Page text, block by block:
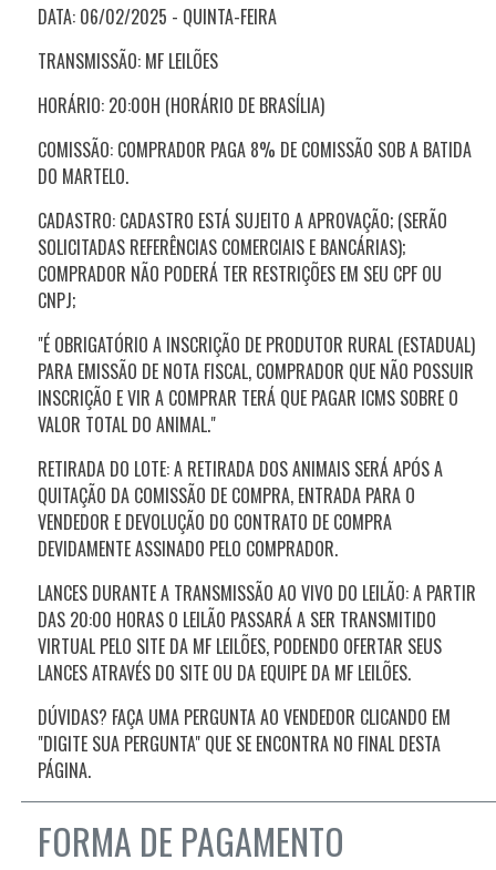
DATA: 06/02/2025 - QUINTA-FEIRA
TRANSMISSÃO: MF LEILÕES
HORÁRIO: 20:00H (HORÁRIO DE BRASÍLIA)
COMISSÃO: COMPRADOR PAGA 8% DE COMISSÃO SOB A BATIDA
DO MARTELO.
CADASTRO: CADASTRO ESTÁ SUJEITO A APROVAÇÃO; (SERÃO
SOLICITADAS REFERÊNCIAS COMERCIAIS E BANCÁRIAS);
COMPRADOR NÃO PODERÁ TER RESTRIÇÕES EM SEU CPF OU
CNPJ;
"É OBRIGATÓRIO A INSCRIÇÃO DE PRODUTOR RURAL (ESTADUAL)
PARA EMISSÃO DE NOTA FISCAL, COMPRADOR QUE NÃO POSSUIR
INSCRIÇÃO E VIR A COMPRAR TERÁ QUE PAGAR ICMS SOBRE O
VALOR TOTAL DO ANIMAL."
RETIRADA DO LOTE: A RETIRADA DOS ANIMAIS SERÁ APÓS A
QUITAÇÃO DA COMISSÃO DE COMPRA, ENTRADA PARA O
VENDEDOR E DEVOLUÇÃO DO CONTRATO DE COMPRA
DEVIDAMENTE ASSINADO PELO COMPRADOR.
LANCES DURANTE A TRANSMISSÃO AO VIVO DO LEILÃO: A PARTIR
DAS 20:00 HORAS O LEILÃO PASSARÁ A SER TRANSMITIDO
VIRTUAL PELO SITE DA MF LEILÕES, PODENDO OFERTAR SEUS
LANCES ATRAVÉS DO SITE OU DA EQUIPE DA MF LEILÕES.
DÚVIDAS? FAÇA UMA PERGUNTA AO VENDEDOR CLICANDO EM
"DIGITE SUA PERGUNTA" QUE SE ENCONTRA NO FINAL DESTA
PÁGINA.
FORMA DE PAGAMENTO